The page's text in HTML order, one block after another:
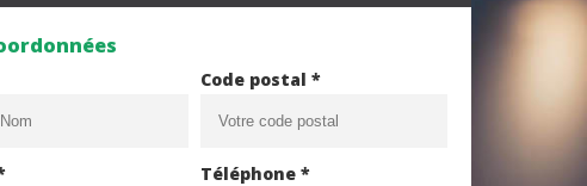
Code postal *
Téléphone *